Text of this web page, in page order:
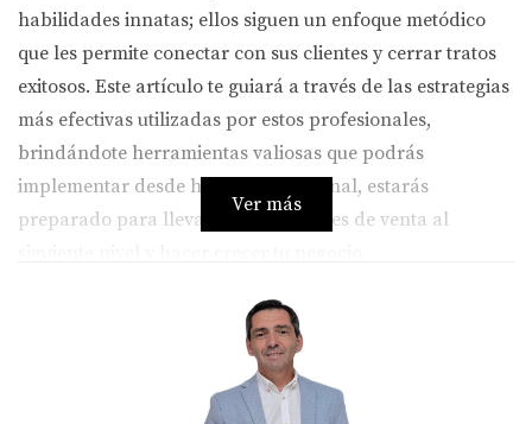
habilidades innatas; ellos siguen un enfoque metódico
que les permite conectar con sus clientes y cerrar tratos
exitosos. Este artículo te guiará a través de las estrategias
más efectivas utilizadas por estos profesionales,
brindándote herramientas valiosas que podrás
implementar desde hoy mismo. Al final, estarás
preparado para llevar tus habilidades de venta al
Estrategias Clave de Venta
Una de las habilidades más subestimadas en el ámbito
Ver más